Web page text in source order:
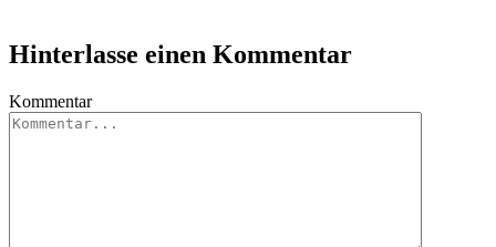
Hinterlasse einen Kommentar
Kommentar